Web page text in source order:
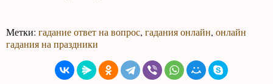
Метки:гадание ответ на вопрос,гадания онлайн,онлайн
гадания на праздники